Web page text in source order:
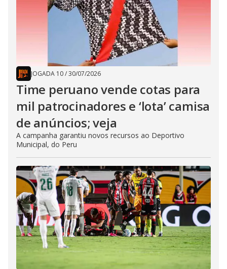
JOGADA 10/30/07/2026
Time peruano vende cotas para
mil patrocinadores e ‘lota’ camisa
de anúncios; veja
A campanha garantiu novos recursos ao Deportivo
Municipal, do Peru